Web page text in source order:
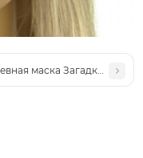
(черная)
маска Загадка